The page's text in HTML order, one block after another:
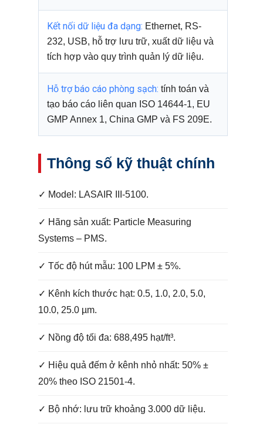
Kết nối dữ liệu đa dạng: Ethernet, RS-
232, USB, hỗ trợ lưu trữ, xuất dữ liệu và
tích hợp vào quy trình quản lý dữ liệu.
Hỗ trợ báo cáo phòng sạch: tính toán và
tạo báo cáo liên quan ISO 14644-1, EU
GMP Annex 1, China GMP và FS 209E.
Thông số kỹ thuật chính
✓ Model: LASAIR III-5100.
✓ Hãng sản xuất: Particle Measuring
Systems – PMS.
✓ Tốc độ hút mẫu: 100 LPM ± 5%.
✓ Kênh kích thước hạt: 0.5, 1.0, 2.0, 5.0,
10.0, 25.0 µm.
✓ Nồng độ tối đa: 688,495 hạt/ft³.
✓ Hiệu quả đếm ở kênh nhỏ nhất: 50% ±
20% theo ISO 21501-4.
✓ Bộ nhớ: lưu trữ khoảng 3.000 dữ liệu.